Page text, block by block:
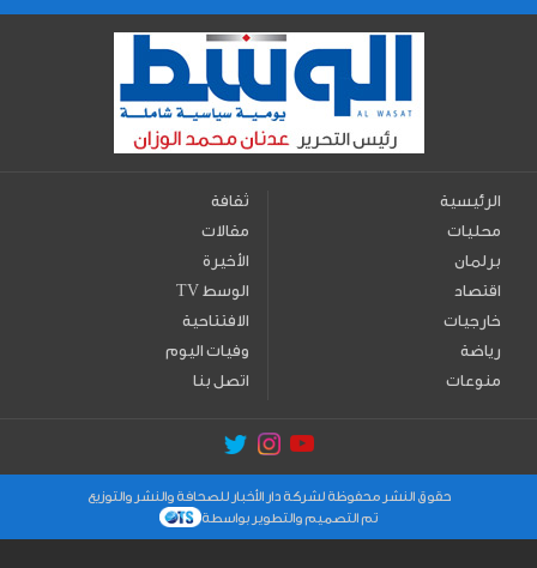
الرئيسية
محليات
برلمان
اقتصاد
خارجيات
رياضة
منوعات
ثقافة
مقالات
الأخيرة
TV الوسط
الافتتاحية
وفيات اليوم
اتصل بنا
حقوق النشر محفوظة لشركة دار الأخبار للصحافة والنشر والتوزيع
تم التصميم والتطوير بواسطة